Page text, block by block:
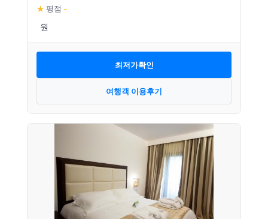
★ 평점 –
최저가확인
여행객 이용후기